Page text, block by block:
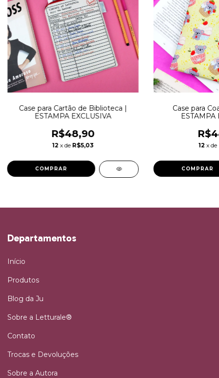
Case para Cartão de Biblioteca |
ESTAMPA EXCLUSIVA
R$48,90
12 x de R$5,03
Case para
ESTAMPA
12 x de
Departamentos
Início
Produtos
Blog da Ju
Sobre a Letturale®
Contato
Trocas e Devoluções
Sobre a Autora